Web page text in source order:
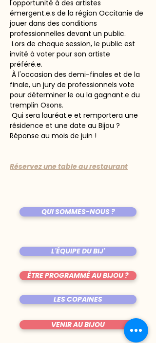
l'opportunité à des artistes
émergent.e.s de la région Occitanie de
jouer dans des conditions
professionnelles devant un public.
Lors de chaque session, le public est
invité à voter pour son artiste
préféré.e.
À l'occasion des demi-finales et de la
finale, un jury de professionnels vote
pour déterminer le ou la gagnant.e du
tremplin Osons.
Qui sera lauréat.e et remportera une
résidence et une date au Bijou ?
Réponse au mois de juin !
Réservez une table au restaurant
QUI SOMMES-NOUS ?
L'ÉQUIPE DU BIJ'
ÊTRE PROGRAMMÉ AU BIJOU ?
LES COPAINES
VENIR AU BIJOU